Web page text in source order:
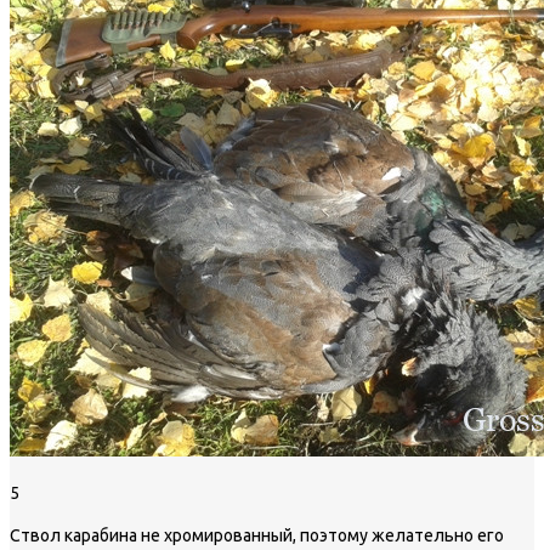
5
Ствол карабина не хромированный, поэтому желательно его